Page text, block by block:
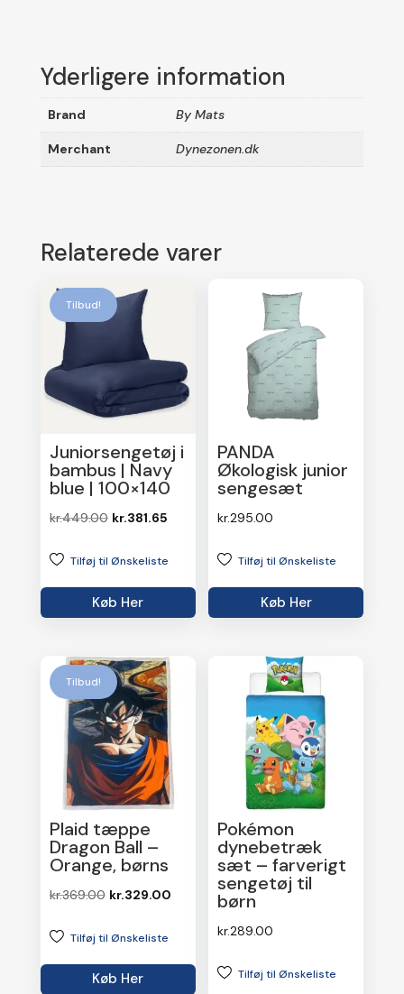
Yderligere information
Brand By Mats
Merchant Dynezonen.dk
Relaterede varer
Tilbud!
Juniorsengetøj i
bambus | Navy
blue | 100×140
kr.449.00 Den
pris
var:
kr.449.00.
kr.381.65Den
pris
er:
kr.381.65.
Tilføj til Ønskeliste
Køb Her
PANDA
Økologisk junior
sengesæt
kr.295.00
Tilføj til Ønskeliste
Køb Her
Tilbud!
Plaid tæppe
Dragon Ball –
Orange, børns
kr.369.00 Den
pris
var:
kr.369.00.
kr.329.00Den
er:
kr.329.00.
Tilføj til Ønskeliste
Køb Her
Pokémon
dynebetræk
sæt – farverigt
sengetøj til
børn
kr.289.00
Tilføj til Ønskeliste